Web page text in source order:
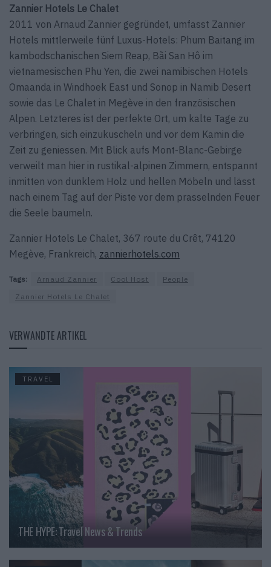
Zannier Hotels Le Chalet
2011 von Arnaud Zannier gegründet, umfasst Zannier
Hotels mittlerweile fünf Luxus-Hotels: Phum Baitang im
kambodschanischen Siem Reap, Bãi San Hô im
vietnamesischen Phu Yen, die zwei namibischen Hotels
Omaanda in Windhoek East und Sonop in Namib Desert
sowie das Le Chalet in Megève in den französischen
Alpen. Letzteres ist der perfekte Ort, um kalte Tage zu
verbringen, sich einzukuscheln und vor dem Kamin die
Zeit zu geniessen. Mit Blick aufs Mont-Blanc-Gebirge
verweilt man hier in rustikal-alpinen Zimmern, entspannt
inmitten von dunklem Holz und hellen Möbeln und lässt
nach einem Tag auf der Piste vor dem prasselnden Feuer
die Seele baumeln.
Zannier Hotels Le Chalet, 367 route du Crêt, 74120
Megève, Frankreich, zannierhotels.com
Tags: Arnaud Zannier Cool Host
People
Zannier Hotels Le Chalet
VERWANDTE ARTIKEL
TRAVEL
THE HYPE: Travel News & Trends